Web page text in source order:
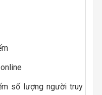
số lượng người truy